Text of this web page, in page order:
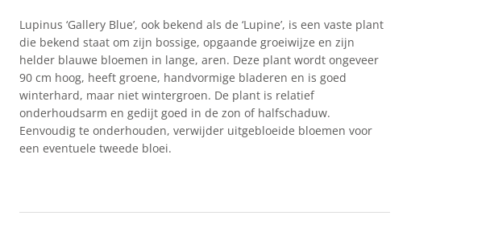
Lupinus ‘Gallery Blue’, ook bekend als de ‘Lupine’, is een vaste plant
die bekend staat om zijn bossige, opgaande groeiwijze en zijn
helder blauwe bloemen in lange, aren. Deze plant wordt ongeveer
90 cm hoog, heeft groene, handvormige bladeren en is goed
winterhard, maar niet wintergroen. De plant is relatief
onderhoudsarm en gedijt goed in de zon of halfschaduw.
Eenvoudig te onderhouden, verwijder uitgebloeide bloemen voor
een eventuele tweede bloei.